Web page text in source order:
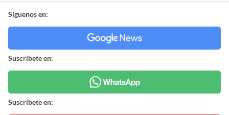
Síguenos en:
Suscríbete en:
Suscríbete en: